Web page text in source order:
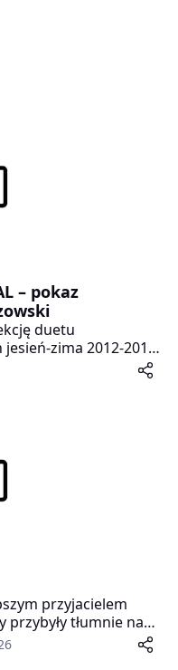
– pokaz
duetu
zima 2012-2013 ,
kilka dni temu
przyjacielem
tłumnie na
biżuterii
która odbyła się